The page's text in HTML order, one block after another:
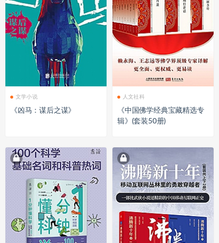
文学小说
《凶马：谋后之谋》
人文社科
《中国佛学经典宝藏精选专
辑》(套装50册)